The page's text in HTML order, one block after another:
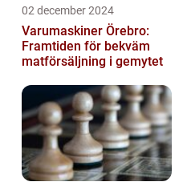
02 december 2024
Varumaskiner Örebro:
Framtiden för bekväm
matförsäljning i gemytet